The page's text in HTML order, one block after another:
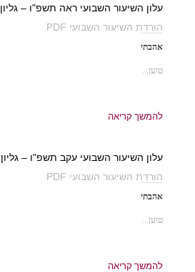
עלון השיעור השבועי ראה תשפ"ו – גליון 557
הורדת השיעור השבועי PDF
אהבתי
טוען...
להמשך קריאה
עלון השיעור השבועי עקב תשפ"ו – גליון 556
הורדת השיעור השבועי PDF
אהבתי
טוען...
להמשך קריאה